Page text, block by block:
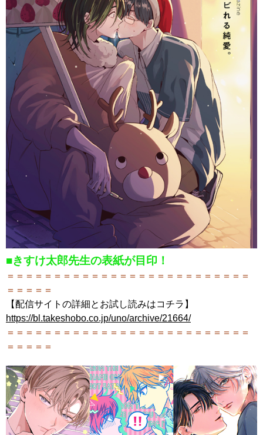
■きすけ太郎先生の表紙が目印！
＝＝＝＝＝＝＝＝＝＝＝＝＝＝＝＝＝＝＝＝＝＝＝＝＝＝
＝＝＝＝＝
【配信サイトの詳細とお試し読みはコチラ】
https://bl.takeshobo.co.jp/uno/archive/21664/
＝＝＝＝＝＝＝＝＝＝＝＝＝＝＝＝＝＝＝＝＝＝＝＝＝＝
＝＝＝＝＝